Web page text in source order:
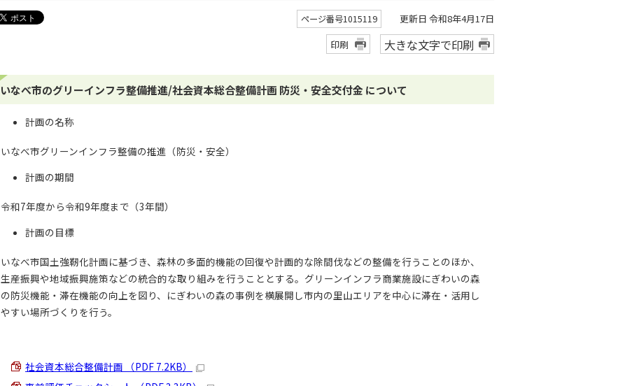
ページ番号1015119
更新日 令和8年4月17日
印刷
大きな文字で印刷
いなべ市のグリーインフラ整備推進/社会資本総合整備計画 防災・安全交付金 について
計画の名称
いなべ市グリーンインフラ整備の推進（防災・安全）
計画の期間
令和7年度から令和9年度まで（3年間）
計画の目標
いなべ市国土強靭化計画に基づき、森林の多面的機能の回復や計画的な除間伐などの整備を行うことのほか、
生産振興や地域振興施策などの統合的な取り組みを行うこととする。グリーンインフラ商業施設にぎわいの森
の防災機能・滞在機能の向上を図り、にぎわいの森の事例を横展開し市内の里山エリアを中心に滞在・活用し
やすい場所づくりを行う。
社会資本総合整備計画 （PDF 7.2KB）